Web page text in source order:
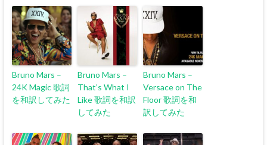
Bruno Mars –
24K Magic 歌詞
を和訳してみた
Bruno Mars –
That’s What I
Like 歌詞を和訳
してみた
Bruno Mars –
Versace on The
Floor 歌詞を和
訳してみた